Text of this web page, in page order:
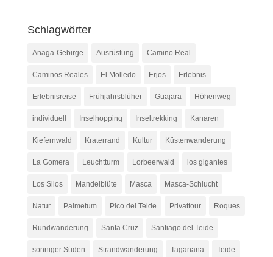
Schlagwörter
Anaga-Gebirge Ausrüstung Camino Real
Caminos Reales El Molledo Erjos Erlebnis
Erlebnisreise Frühjahrsblüher Guajara Höhenweg
individuell Inselhopping Inseltrekking Kanaren
Kiefernwald Kraterrand Kultur Küstenwanderung
La Gomera Leuchtturm Lorbeerwald los gigantes
Los Silos Mandelblüte Masca Masca-Schlucht
Natur Palmetum Pico del Teide Privattour Roques
Rundwanderung Santa Cruz Santiago del Teide
sonniger Süden Strandwanderung Taganana Teide